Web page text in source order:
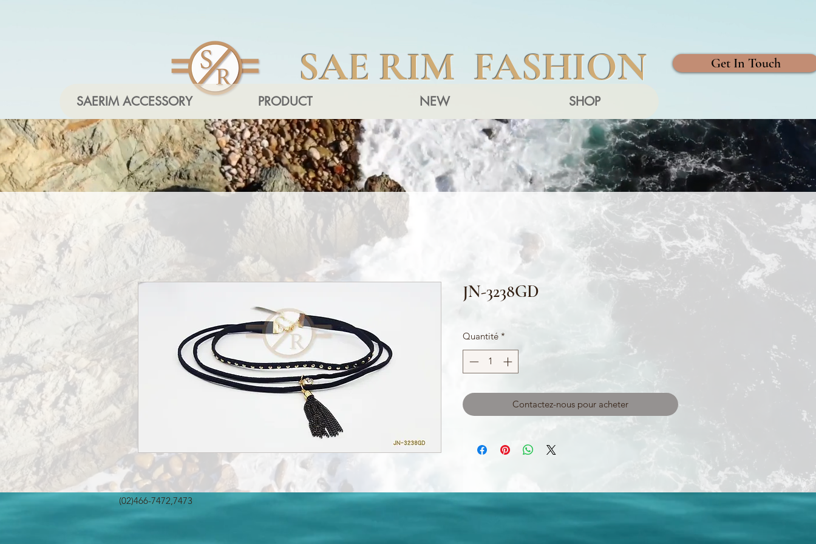
SAE RIM FASHION
SAERIM ACCESSORY PRODUCT NEW SHOP
Get In Touch
JN-3238GD
Quantité *
Contactez-nous pour acheter
(02)466-7472,7473